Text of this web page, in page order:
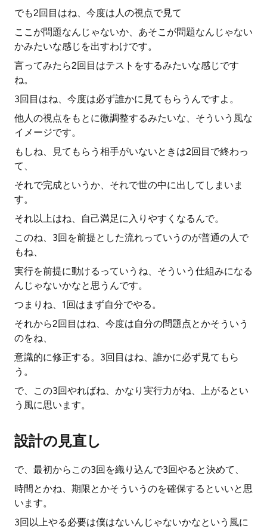
でも2回目はね、今度は人の視点で見て
ここが問題なんじゃないか、あそこが問題なんじゃない
かみたいな感じを出すわけです。
言ってみたら2回目はテストをするみたいな感じです
ね。
3回目はね、今度は必ず誰かに見てもらうんですよ。
他人の視点をもとに微調整するみたいな、そういう風な
イメージです。
もしね、見てもらう相手がいないときは2回目で終わっ
て、
それで完成というか、それで世の中に出してしまいま
す。
それ以上はね、自己満足に入りやすくなるんで。
このね、3回を前提とした流れっていうのが普通の人で
もね、
実行を前提に動けるっていうね、そういう仕組みになる
んじゃないかなと思うんです。
つまりね、1回はまず自分でやる。
それから2回目はね、今度は自分の問題点とかそういう
のをね、
意識的に修正する。3回目はね、誰かに必ず見てもら
う。
で、この3回やればね、かなり実行力がね、上がるとい
う風に思います。
設計の見直し
で、最初からこの3回を織り込んで3回やると決めて、
時間とかね、期限とかそういうのを確保するといいと思
います。
3回以上やる必要は僕はないんじゃないかなという風に